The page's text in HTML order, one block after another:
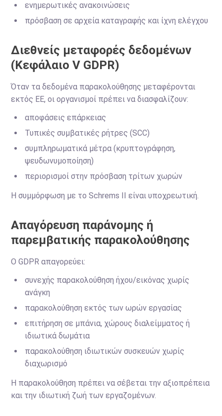
ενημερωτικές ανακοινώσεις
πρόσβαση σε αρχεία καταγραφής και ίχνη ελέγχου
Διεθνείς μεταφορές δεδομένων
(Κεφάλαιο V GDPR)
Όταν τα δεδομένα παρακολούθησης μεταφέρονται
εκτός ΕΕ, οι οργανισμοί πρέπει να διασφαλίζουν:
αποφάσεις επάρκειας
Τυπικές συμβατικές ρήτρες (SCC)
συμπληρωματικά μέτρα (κρυπτογράφηση,
ψευδωνυμοποίηση)
περιορισμοί στην πρόσβαση τρίτων χωρών
Η συμμόρφωση με το Schrems II είναι υποχρεωτική.
Απαγόρευση παράνομης ή
παρεμβατικής παρακολούθησης
Ο GDPR απαγορεύει:
συνεχής παρακολούθηση ήχου/εικόνας χωρίς
ανάγκη
παρακολούθηση εκτός των ωρών εργασίας
επιτήρηση σε μπάνια, χώρους διαλείμματος ή
ιδιωτικά δωμάτια
παρακολούθηση ιδιωτικών συσκευών χωρίς
διαχωρισμό
Η παρακολούθηση πρέπει να σέβεται την αξιοπρέπεια
και την ιδιωτική ζωή των εργαζομένων.